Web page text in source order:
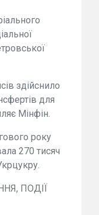
здійснило
для
Мінфін.
року
270 тисяч
ПОДІЇ